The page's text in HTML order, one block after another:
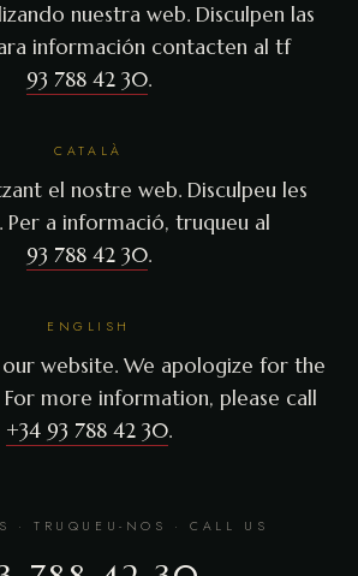
nuestra web. Disculpen las
información contacten al tf
93 788 42 30.
CATALÀ
el nostre web. Disculpeu les
Per a informació, truqueu al
93 788 42 30.
ENGLISH
website. We apologize for the
For more information, please call
+34 93 788 42 30.
· TRUQUEU-NOS · CALL US